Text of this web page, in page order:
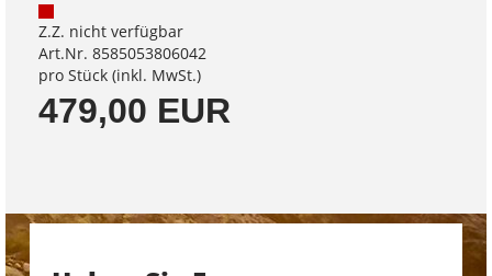
Z.Z. nicht verfügbar
Art.Nr. 8585053806042
pro Stück (inkl. MwSt.)
479,00 EUR